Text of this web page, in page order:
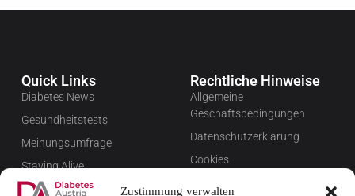
Zustimmung verwalten
Quick Links
Diabetes News
Gesundheitstests
Meinungsumfrage
Staying Alive
Favoriten
Rechtliche Hinweise
Allgemeine
Geschäftsbedingungen
Datenschutzerklärung
Cookies